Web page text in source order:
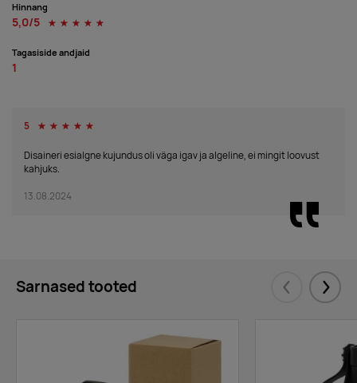
Hinnang
5,0/5 ☆
☆
☆
☆
☆
Tagasiside andjaid
1
5 ☆
☆
☆
☆
☆
Disaineri esialgne kujundus oli väga igav ja algeline, ei mingit loovust
kahjuks.
13.08.2024
Sarnased tooted Eelmised